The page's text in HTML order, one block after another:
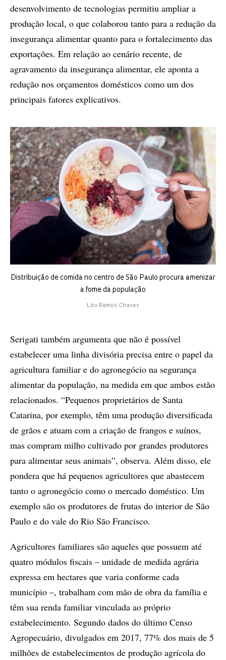
desenvolvimento de tecnologias permitiu ampliar a
produção local, o que colaborou tanto para a redução da
insegurança alimentar quanto para o fortalecimento das
exportações. Em relação ao cenário recente, de
agravamento da insegurança alimentar, ele aponta a
redução nos orçamentos domésticos como um dos
principais fatores explicativos.
Distribuição de comida no centro de São Paulo procura amenizar
a fome da população
Léo Ramos Chaves
Serigati também argumenta que não é possível
estabelecer uma linha divisória precisa entre o papel da
agricultura familiar e do agronegócio na segurança
alimentar da população, na medida em que ambos estão
relacionados. “Pequenos proprietários de Santa
Catarina, por exemplo, têm uma produção diversificada
de grãos e atuam com a criação de frangos e suínos,
mas compram milho cultivado por grandes produtores
para alimentar seus animais”, observa. Além disso, ele
pondera que há pequenos agricultores que abastecem
tanto o agronegócio como o mercado doméstico. Um
exemplo são os produtores de frutas do interior de São
Paulo e do vale do Rio São Francisco.
Agricultores familiares são aqueles que possuem até
quatro módulos fiscais – unidade de medida agrária
expressa em hectares que varia conforme cada
município –, trabalham com mão de obra da família e
têm sua renda familiar vinculada ao próprio
estabelecimento. Segundo dados do último Censo
Agropecuário, divulgados em 2017, 77% dos mais de 5
milhões de estabelecimentos de produção agrícola do